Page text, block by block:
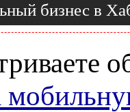
бизнес в